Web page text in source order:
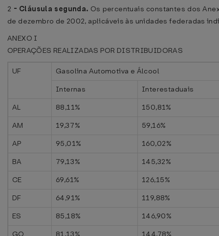
2 - Cláusula segunda. Os percentuais constantes dos
de dezembro de 2002, aplicáveis às unidades federadas
ANEXO I
OPERAÇÕES REALIZADAS POR DISTRIBUIDORAS
UF
Gasolina Automotiva e Álcool
Internas
Interestaduais
AL
88,11%
150,81%
AM
19,37%
59,16%
AP
95,01%
160,02%
BA
79,13%
145,32%
CE
69,61%
126,15%
DF
64,91%
119,88%
ES
85,18%
146,90%